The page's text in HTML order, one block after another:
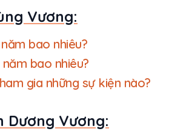
Vương:
bao nhiêu?
bao nhiêu?
gia những sự kiện nào?
Dương Vương: